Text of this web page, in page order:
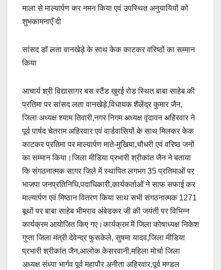
माला से माल्यार्पण कर नमन किया एवं उपस्थित अनुयायियों को
शुभकामनाएँ दी
सांसद डॉ लता वानखेड़े के साथ केक काटकर वरिष्ठों का सम्मान
किया
आचार्य श्री विद्यासागर बस स्टैंड खुरई रोड स्थित बाबा साहेब की
प्रतिमा पर सांसद लता वानखेड़े,विधायक शैलेंद्र कुमार जैन,
जिला अध्यक्ष श्याम तिवारी,नगर निगम अध्यक्ष वृंदावन अहिरवार ने
पूर्व पार्षद चेतराम अहिरवार एवं वार्डवासियों के साथ मिलकर केक
काटकर प्रतिमा पर माल्यार्पण माते-मुखिया,चौधरी एवं वरिष्ठ जनों
का सम्मान किया।जिला मीडिया प्रभारी श्रीकांत जैन ने बताया
कि संगठनात्मक सागर जिले में स्थापित लगभग 35 प्रतिमाओं पर
भाजपा जनप्रतिनिधि,पदाधिकारी,कार्यकर्ताओं ने साफ सफाई कर
माल्यार्पण एवं मिष्ठान वितरण किया साथ सभी संगठनात्मक 1271
बूथों पर बाबा साहेब भीमराव अंबेडकर जी की जयंती पर विभिन्न
कार्यक्रम आयोजित किए गए।कार्यक्रम में जिला कोषाध्यक्ष निकेश
गुप्ता जिला मंत्री देवेन्द्र फुसकेले, सुषमा यादव,जिला मीडिया
प्रभारी श्रीकांत जैन,आलोक केसरवानी,महिला मोर्चा जिला
अध्यक्ष संध्या भार्गव पूर्व महापौर अनीता अहिरवार,पूर्व मण्डल